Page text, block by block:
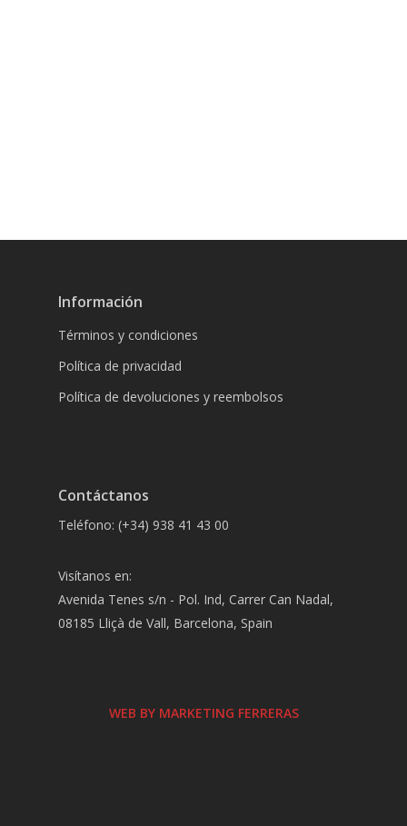
Información
Términos y condiciones
Política de privacidad
Política de devoluciones y reembolsos
Contáctanos
Teléfono: (+34) 938 41 43 00
Visítanos en:
Avenida Tenes s/n - Pol. Ind, Carrer Can Nadal,
08185 Lliçà de Vall, Barcelona, Spain
WEB BY MARKETING FERRERAS